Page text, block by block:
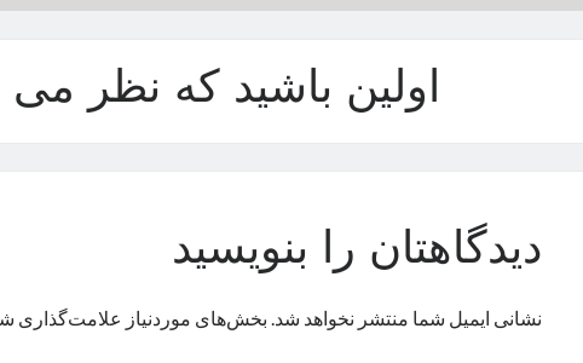
اولین باشید که نظر می
دیدگاهتان را بنویسید
نشانی ایمیل شما منتشر نخواهد شد. بخش‌های موردنیاز علامت‌گذاری